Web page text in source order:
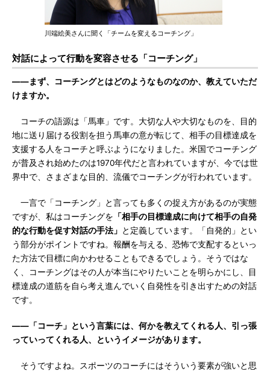
川端絵美さんに聞く「チームを変えるコーチング」
対話によって行動を変容させる「コーチング」
――まず、コーチングとはどのようなものなのか、教えていただ
けますか。
コーチの語源は「馬車」です。大切な人や大切なものを、目的
地に送り届ける役割を担う馬車の意が転じて、相手の目標達成を
支援する人をコーチと呼ぶようになりました。米国でコーチング
が普及され始めたのは1970年代だと言われていますが、今では世
界中で、さまざまな目的、流儀でコーチングが行われています。
一言で「コーチング」と言っても多くの捉え方があるのが実態
ですが、私はコーチングを 「相手の目標達成に向けて相手の自発
的な行動を促す対話の手法」 と定義しています。「自発的」とい
う部分がポイントですね。報酬を与える、恐怖で支配するといっ
た方法で目標に向かわせることもできるでしょう。そうではな
く、コーチングはその人が本当にやりたいことを明らかにし、目
標達成の道筋を自ら考え進んでいく自発性を引き出すための対話
です。
――「コーチ」という言葉には、何かを教えてくれる人、引っ張
っていってくれる人、というイメージがあります。
そうですよね。スポーツのコーチにはそういう要素が強いと思